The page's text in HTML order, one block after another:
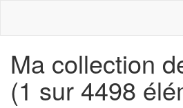
Ma collection
(1 sur 4498